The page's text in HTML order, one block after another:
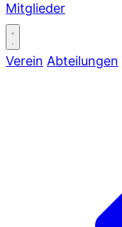
Mitglieder
Verein Abteilungen